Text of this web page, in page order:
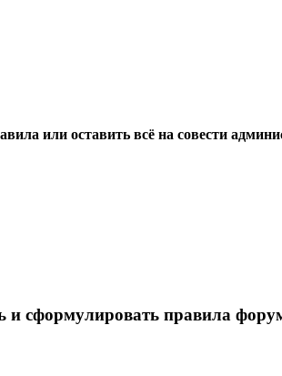
или оставить всё на совести
и сформулировать правила